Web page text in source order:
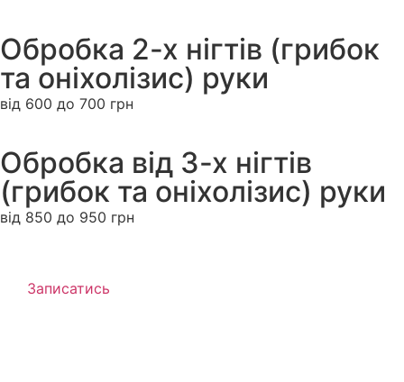
Обробка 2-х нігтів (грибок
та оніхолізис) руки
від 600 до 700 грн
Обробка від 3-х нігтів
(грибок та оніхолізис) руки
від 850 до 950 грн
Записатись